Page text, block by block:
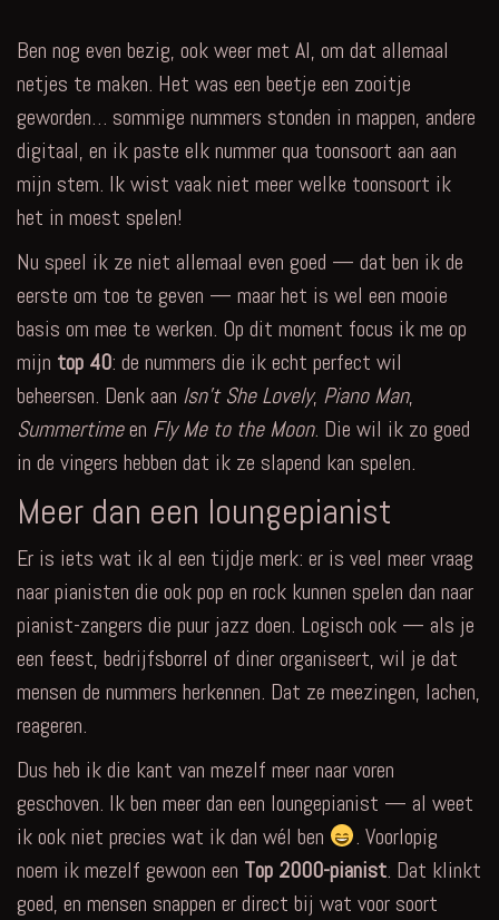
Ben nog even bezig, ook weer met AI, om dat allemaal
netjes te maken. Het was een beetje een zooitje
geworden… sommige nummers stonden in mappen, andere
digitaal, en ik paste elk nummer qua toonsoort aan aan
mijn stem. Ik wist vaak niet meer welke toonsoort ik
het in moest spelen!
Nu speel ik ze niet allemaal even goed — dat ben ik de
eerste om toe te geven — maar het is wel een mooie
basis om mee te werken. Op dit moment focus ik me op
mijn top 40: de nummers die ik echt perfect wil
beheersen. Denk aan Isn’t She Lovely, Piano Man,
Summertimeen Fly Me to the Moon. Die wil ik zo goed
in de vingers hebben dat ik ze slapend kan spelen.
Meer dan een loungepianist
Er is iets wat ik al een tijdje merk: er is veel meer vraag
naar pianisten die ook pop en rock kunnen spelen dan naar
pianist-zangers die puur jazz doen. Logisch ook — als je
een feest, bedrijfsborrel of diner organiseert, wil je dat
mensen de nummers herkennen. Dat ze meezingen, lachen,
reageren.
Dus heb ik die kant van mezelf meer naar voren
geschoven. Ik ben meer dan een loungepianist — al weet
ik ook niet precies wat ik dan wél ben
. Voorlopig
noem ik mezelf gewoon een Top 2000-pianist. Dat klinkt
goed, en mensen snappen er direct bij wat voor soort